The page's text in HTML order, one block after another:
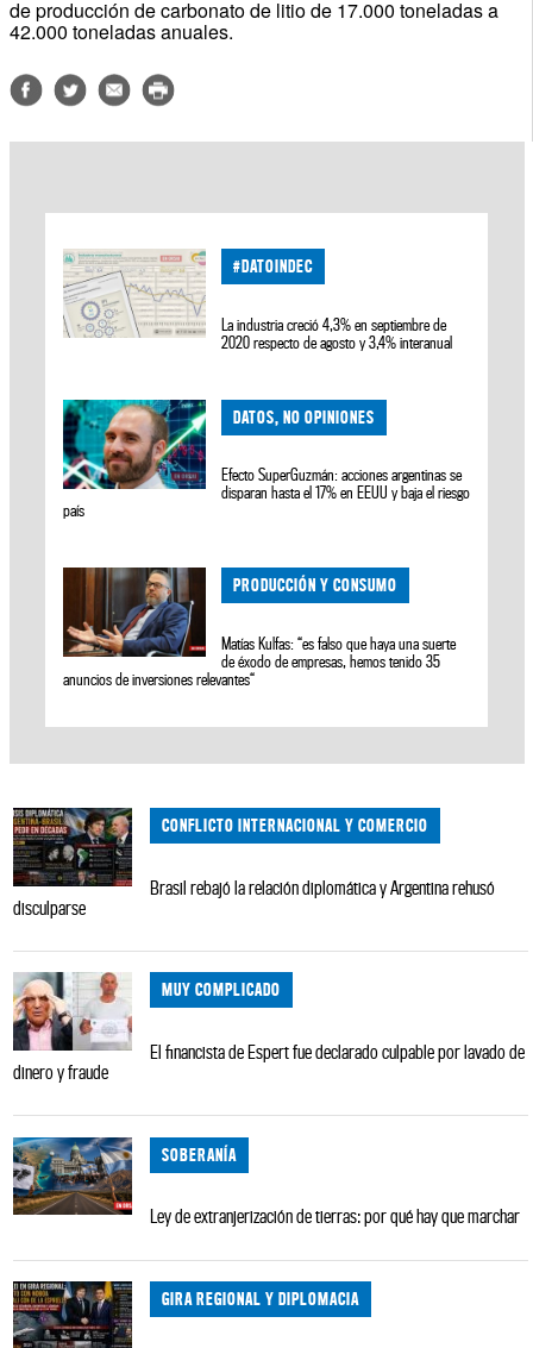
de producción de carbonato de litio de 17.000 toneladas a
42.000 toneladas anuales.
#DATOINDEC
La industria creció 4,3% en septiembre de
2020 respecto de agosto y 3,4% interanual
DATOS, NO OPINIONES
Efecto SuperGuzmán: acciones argentinas se
disparan hasta el 17% en EEUU y baja el riesgo
país
PRODUCCIÓN Y CONSUMO
Matías Kulfas: “es falso que haya una suerte
de éxodo de empresas, hemos tenido 35
anuncios de inversiones relevantes“
CONFLICTO INTERNACIONAL Y COMERCIO
Brasil rebajó la relación diplomática y Argentina rehusó
disculparse
MUY COMPLICADO
El financista de Espert fue declarado culpable por lavado de
dinero y fraude
SOBERANÍA
Ley de extranjerización de tierras: por qué hay que marchar
GIRA REGIONAL Y DIPLOMACIA